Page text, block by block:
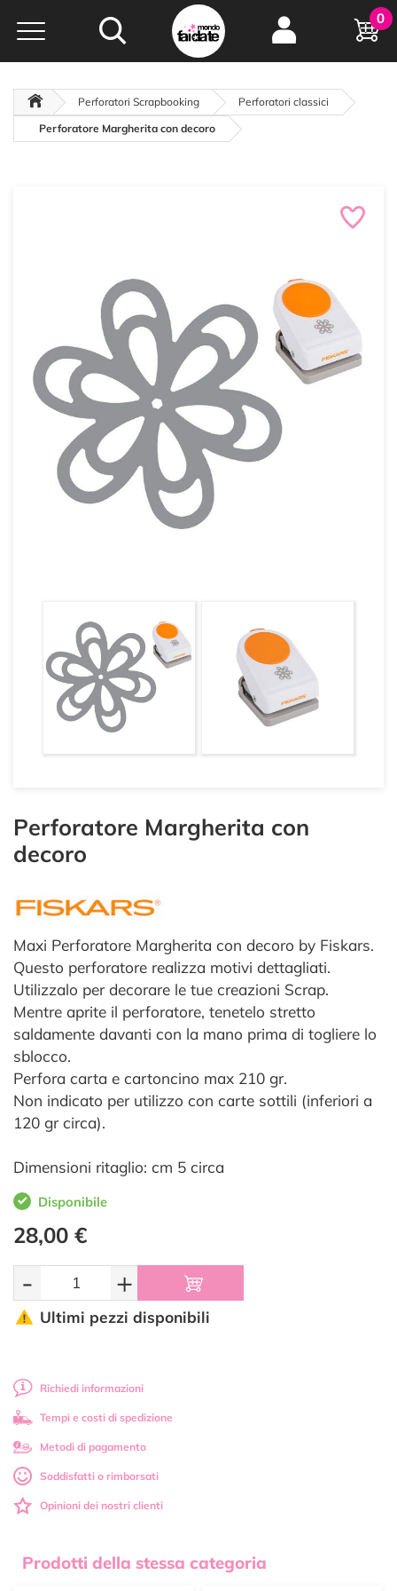
Hobby e
creatività...
oltre 15 anni online
0
Perforatori Scrapbooking
Perforatori classici
Perforatore Margherita con decoro
Perforatore Margherita con
decoro
Maxi Perforatore Margherita con decoro by Fiskars.
Questo perforatore realizza motivi dettagliati.
Utilizzalo per decorare le tue creazioni Scrap.
Mentre aprite il perforatore, tenetelo stretto
saldamente davanti con la mano prima di togliere lo
sblocco.
Perfora carta e cartoncino max 210 gr.
Non indicato per utilizzo con carte sottili (inferiori a
120 gr circa).
Dimensioni ritaglio: cm 5 circa
Disponibile
28,00 €
- +
Ultimi pezzi disponibili
Richiedi informazioni
Tempi e costi di spedizione
Metodi di pagamento
Soddisfatti o rimborsati
Opinioni dei nostri clienti
Prodotti della stessa categoria